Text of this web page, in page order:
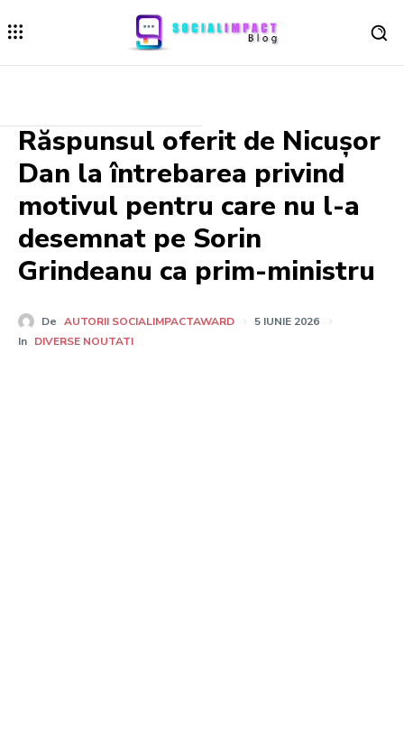
Răspunsul oferit de Nicușor
Dan la întrebarea privind
motivul pentru care nu l-a
desemnat pe Sorin
Grindeanu ca prim-ministru
De AUTORII SOCIALIMPACTAWARD
5 IUNIE 2026
In DIVERSE NOUTATI